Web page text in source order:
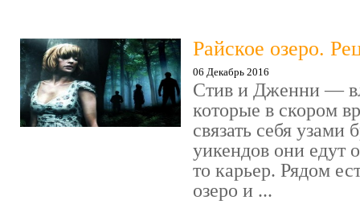
Райское озеро.
06 Декабрь 2016
Стив и Дженни —
которые в скором
связать себя узами
уикендов они едут
то карьер. Рядом
озеро и ...